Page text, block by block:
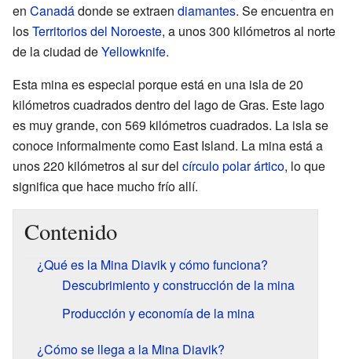
en Canadádonde se extraen diamantes. Se encuentra en
losTerritorios del Noroeste, a unos 300 kilómetros al norte
de la ciudad deYellowknife.
Esta mina es especial porque está en una isla de 20
kilómetros cuadrados dentro del lago de Gras. Este lago
es muy grande, con 569 kilómetros cuadrados. La isla se
conoce informalmente como East Island. La mina está a
unos 220 kilómetros al sur del círculo polar ártico, lo que
significa que hace mucho frío allí.
Contenido
¿Qué es la Mina Diavik y cómo funciona?
Descubrimiento y construcción de la mina
Producción y economía de la mina
¿Cómo se llega a la Mina Diavik?